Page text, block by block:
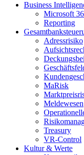
Business
Microsoft
Reporting
Adressrisiko
MaRisk
Meldewesen
Treasury
VR-Control
Kultur & Werte